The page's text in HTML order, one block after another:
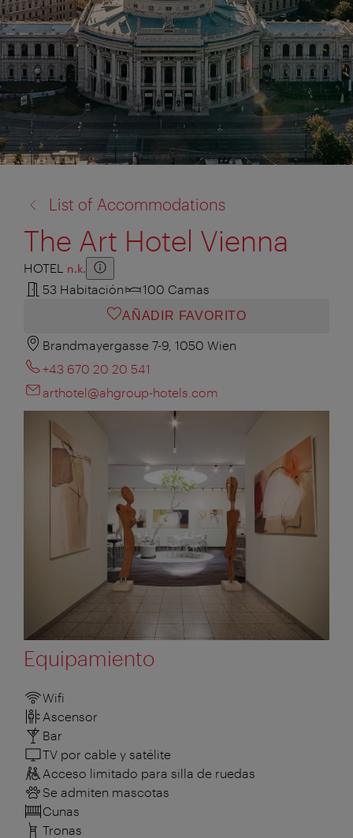
a:
List of Accommodations
The Art Hotel Vienna
HOTEL n.k.
Zusatzinformation anzeigen
Zusatzinformation ausblenden
53 Habitación 100 Camas
AÑADIR FAVORITO
Brandmayergasse 7-9, 1050 Wien
+43 670 20 20 541
arthotel@ahgroup-hotels.com
Equipamiento
Wifi
Ascensor
Bar
TV por cable y satélite
Acceso limitado para silla de ruedas
Se admiten mascotas
Cunas
Tronas